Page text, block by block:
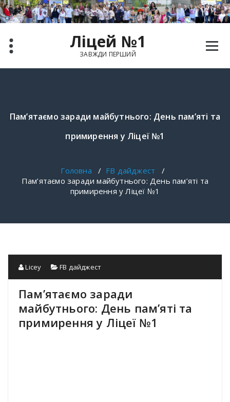
Перейти
до
вмісту
Ліцей №1
ЗАВЖДИ ПЕРШИЙ
Пам’ятаємо заради майбутнього: День пам’яті та
примирення у Ліцеї №1
Головна / FB дайджест /
Пам’ятаємо заради майбутнього: День пам’яті та
примирення у Ліцеї №1
Licey FB дайджест
Пам’ятаємо заради
майбутнього: День пам’яті та
примирення у Ліцеї №1